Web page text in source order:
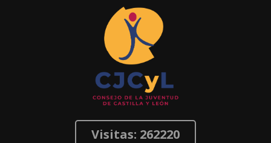
Visitas: 262220